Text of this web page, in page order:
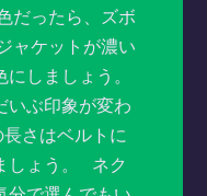
だったら、ズボ
ャケットが濃い
しましょう。
いぶ印象が変わ
さはベルトに
しょう。 ネク